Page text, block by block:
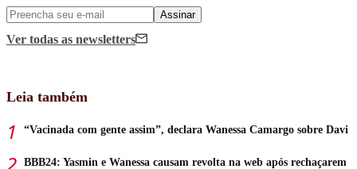
Assinar
Ver todas as newsletters
Leia também
“Vacinada com gente assim”, declara Wanessa Camargo sobre Davi
BBB24: Yasmin e Wanessa causam revolta na web após rechaçarem